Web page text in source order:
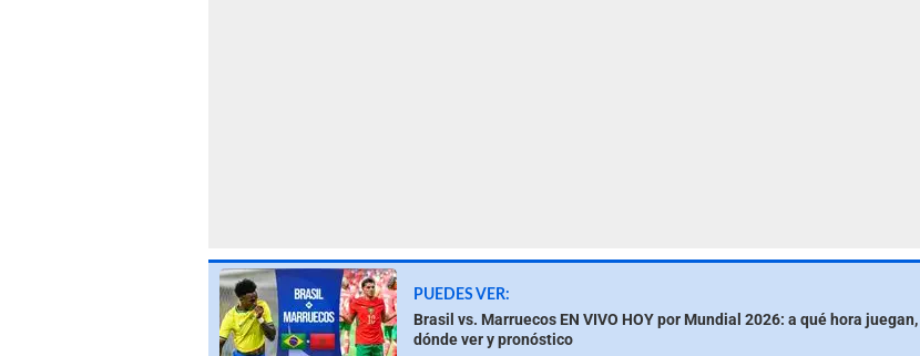
PUEDES VER:
Brasil vs. Marruecos EN VIVO HOY por Mundial 2026: a qué hora juegan,
dónde ver y pronóstico